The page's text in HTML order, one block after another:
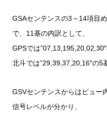
GSAセンテンスの3～14項目
で、11基の内訳として、
GPSでは
北斗では”29,39,37,20,16″の5
GSVセンテンスからはビュー
信号レベルが分かり、